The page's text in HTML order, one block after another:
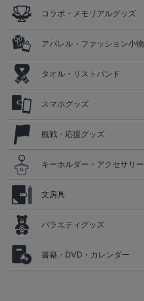
コラボ・メモリアルグッズ
アパレル・ファッション小物
タオル・リストバンド
スマホグッズ
観戦・応援グッズ
キーホルダー・アクセサリー
文房具
バラエティグッズ
書籍・DVD・カレンダー